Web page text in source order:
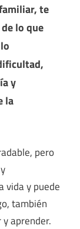
te
lo que
y
la
pero
vida y puede
también
aprender.